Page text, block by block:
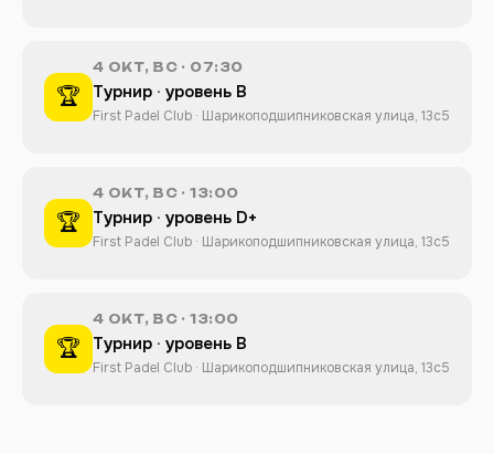
🏆
4 ОКТ, ВС · 07:30
Турнир · уровень B
First Padel Club · Шарикоподшипниковская улица, 13с5
🏆
4 ОКТ, ВС · 13:00
Турнир · уровень D+
First Padel Club · Шарикоподшипниковская улица, 13с5
🏆
4 ОКТ, ВС · 13:00
Турнир · уровень B
First Padel Club · Шарикоподшипниковская улица, 13с5